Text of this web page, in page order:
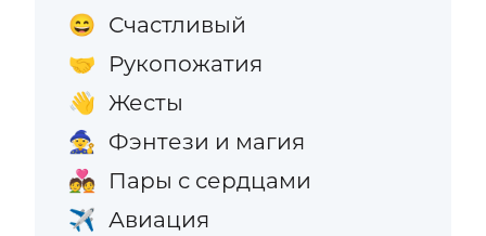
😄 Счастливый
🤝 Рукопожатия
👋 Жесты
🧙 Фэнтези и магия
💑 Пары с сердцами
✈️ Авиация